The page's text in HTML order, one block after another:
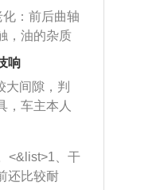
碳过多引起
器泡在草酸
将清洗剂
后，车辆启
入到燃烧
可以让三元
塞的情况就
要打相同的
要反复练
，在真实
能打好方
：前后曲轴
，油的杂质
其密封效果
。<&list>2、
塞环与缸体
燃烧室中，
粘度。使用
有烧机油现
流动性，
响
大间隙，判
，车主本人
修理厂或4s
尘罩破
，使半轴磨
，产生异
<&list>1、干
还比较耐